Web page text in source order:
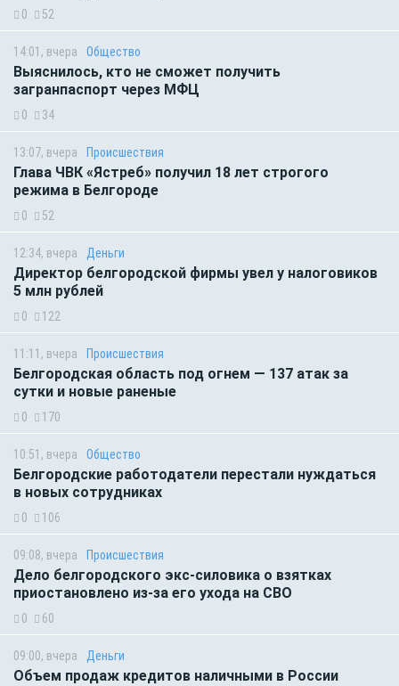
0 52
14:01, вчера Общество
Выяснилось, кто не сможет получить
загранпаспорт через МФЦ
0 34
13:07, вчера Происшествия
Глава ЧВК «Ястреб» получил 18 лет строгого
режима в Белгороде
0 52
12:34, вчера Деньги
Директор белгородской фирмы увел у налоговиков
5 млн рублей
0 122
11:11, вчера Происшествия
Белгородская область под огнем — 137 атак за
сутки и новые раненые
0 170
10:51, вчера Общество
Белгородские работодатели перестали нуждаться
в новых сотрудниках
0 106
09:08, вчера Происшествия
Дело белгородского экс-силовика о взятках
приостановлено из-за его ухода на СВО
0 60
09:00, вчера Деньги
Объем продаж кредитов наличными в России